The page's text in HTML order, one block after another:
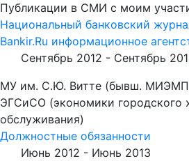
Публикации в СМИ с моим
Национальный банковский
Bankir.Ru информационное
Сентябрь 2012 - Сентябрь
МУ им. С.Ю. Витте (бывш.
ЭГСиСО (экономики городского
обслуживания)
Должностные обязанности
Июнь 2012 - Июнь 2013